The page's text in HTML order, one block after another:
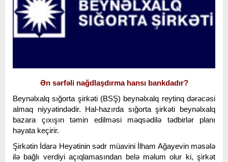
Ən sərfəli nağdlaşdırma hansı bankdadır?
Beynəlxalq sığorta şirkəti (BSŞ) beynəlxalq reytinq dərəcəsi
almaq niyyətindədir. Hal-hazırda sığorta şirkəti beynəlxalq
bazara çıxışın təmin edilməsi məqsədilə tədbirlər planı
həyata keçirir.
Şirkətin İdarə Heyətinin sədr müavini İlham Ağayevin məsələ
ilə bağlı verdiyi açıqlamasından belə məlum olur ki, şirkət